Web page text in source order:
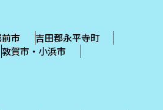
市
吉田郡永平寺町
敦賀市・小浜市